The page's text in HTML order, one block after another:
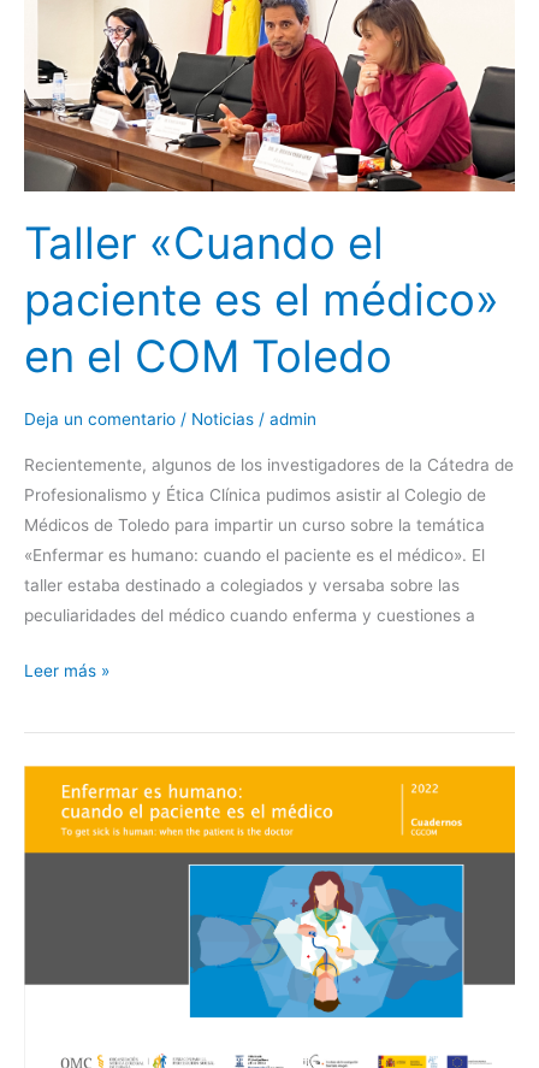
Taller «Cuando el
paciente es el médico»
en el COM Toledo
Deja un comentario / Noticias / admin
Recientemente, algunos de los investigadores de la Cátedra de
Profesionalismo y Ética Clínica pudimos asistir al Colegio de
Médicos de Toledo para impartir un curso sobre la temática
«Enfermar es humano: cuando el paciente es el médico». El
taller estaba destinado a colegiados y versaba sobre las
peculiaridades del médico cuando enferma y cuestiones a
médico»
en
el
COM
Toledo
Leer más »
Presentación
informe